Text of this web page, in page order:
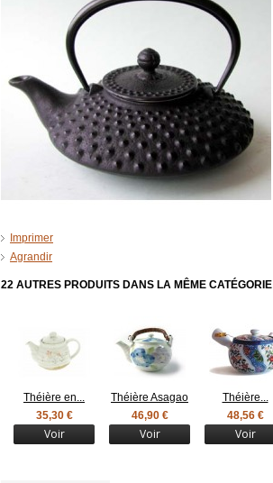
Imprimer
Agrandir
22 AUTRES PRODUITS DANS LA MÊME
Théière en...
35,30 €
Voir
Théière Asagao
46,90 €
Voir
Théière...
48,56 €
Voir